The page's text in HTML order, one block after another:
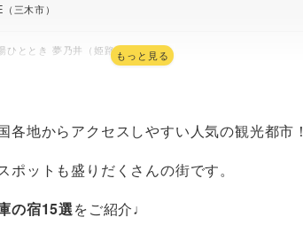
三木市）
ひととき 夢乃井（姫路市）
郡）
華格子（丹波市）
トvilla（豊岡市）
もっと見る
地からアクセスしやすい人気の観光都市！
ットも盛りだくさんの街です。
の宿15選をご紹介♩